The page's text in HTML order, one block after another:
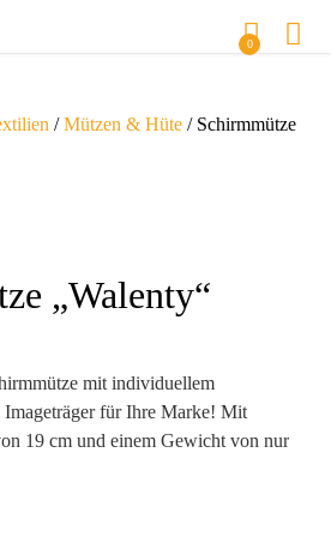
0
/Mützen & Hüte / Schirmmütze
„Walenty“
mit individuellem
Imageträger für Ihre Marke! Mit
19 cm und einem Gewicht von nur
Mütze aus 100 % Baumwolle (155